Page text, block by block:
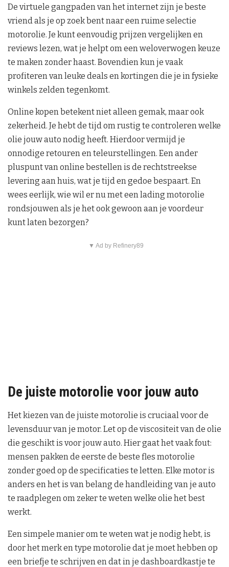
De virtuele gangpaden van het internet zijn je beste
vriend als je op zoek bent naar een ruime selectie
motorolie. Je kunt eenvoudig prijzen vergelijken en
reviews lezen, wat je helpt om een weloverwogen keuze
te maken zonder haast. Bovendien kun je vaak
profiteren van leuke deals en kortingen die je in fysieke
winkels zelden tegenkomt.
Online kopen betekent niet alleen gemak, maar ook
zekerheid. Je hebt de tijd om rustig te controleren welke
olie jouw auto nodig heeft. Hierdoor vermijd je
onnodige retouren en teleurstellingen. Een ander
pluspunt van online bestellen is de rechtstreekse
levering aan huis, wat je tijd en gedoe bespaart. En
wees eerlijk, wie wil er nu met een lading motorolie
rondsjouwen als je het ook gewoon aan je voordeur
kunt laten bezorgen?
▼ Ad by Refinery89
De juiste motorolie voor jouw auto
Het kiezen van de juiste motorolie is cruciaal voor de
levensduur van je motor. Let op de viscositeit van de olie
die geschikt is voor jouw auto. Hier gaat het vaak fout:
mensen pakken de eerste de beste fles motorolie
zonder goed op de specificaties te letten. Elke motor is
anders en het is van belang de handleiding van je auto
te raadplegen om zeker te weten welke olie het best
werkt.
Een simpele manier om te weten wat je nodig hebt, is
door het merk en type motorolie dat je moet hebben op
een briefje te schrijven en dat in je dashboardkastje te